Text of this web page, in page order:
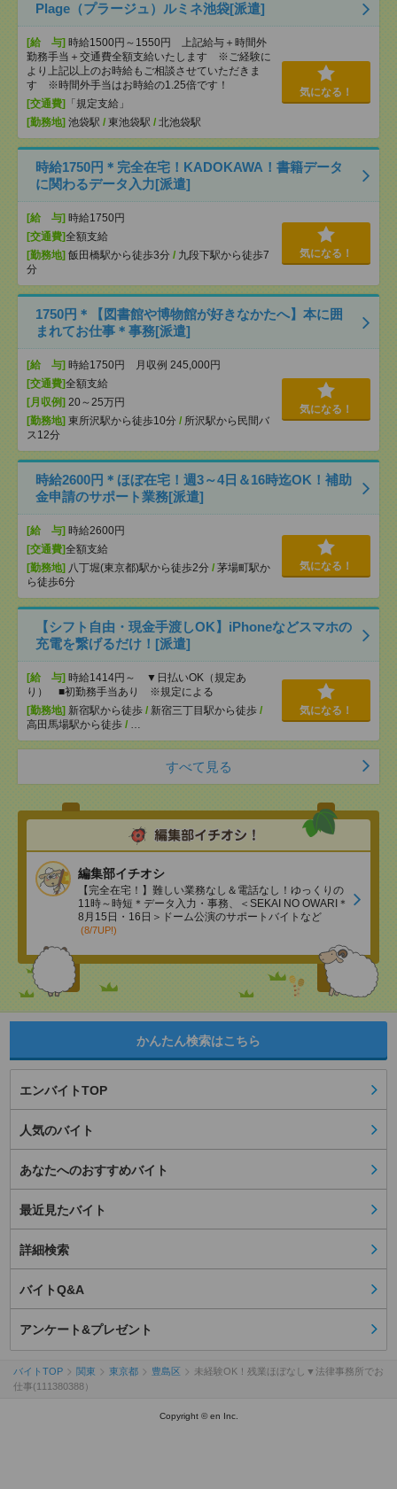
Plage（プラージュ）ルミネ池袋[派遣]
[給 与] 時給1500円～1550円 上記給与＋時間外
勤務手当＋交通費全額支給いたします ※ご経験に
より上記以上のお時給もご相談させていただきま
す ※時間外手当はお時給の1.25倍です！
[交通費]
「規定支給」
[勤務地] 池袋駅 / 東池袋駅 / 北池袋駅
気になる！
時給1750円＊完全在宅！KADOKAWA！書籍データ
に関わるデータ入力[派遣]
[給 与] 時給1750円
[交通費]全額支給
[勤務地] 飯田橋駅から徒歩3分 / 九段下駅から徒歩7
分
気になる！
1750円＊【図書館や博物館が好きなかたへ】本に囲
まれてお仕事＊事務[派遣]
[給 与] 時給1750円 月収例 245,000円
[交通費]全額支給
[月収例] 20～25万円
[勤務地] 東所沢駅から徒歩10分 / 所沢駅から民間バ
ス12分
気になる！
時給2600円＊ほぼ在宅！週3～4日＆16時迄OK！補助
金申請のサポート業務[派遣]
[給 与] 時給2600円
[交通費]全額支給
[勤務地] 八丁堀(東京都)駅から徒歩2分 / 茅場町駅か
ら徒歩6分
気になる！
【シフト自由・現金手渡しOK】iPhoneなどスマホの
充電を繋げるだけ！[派遣]
[給 与] 時給1414円～ ▼日払いOK（規定あ
り） ■初勤務手当あり ※規定による
[勤務地] 新宿駅から徒歩 / 新宿三丁目駅から徒歩 /
高田馬場駅から徒歩 / …
気になる！
すべて見る
編集部イチオシ
【完全在宅！】難しい業務なし＆電話なし！ゆっくりの
11時～時短＊データ入力・事務、＜SEKAI NO OWARI＊
8月15日・16日＞ドーム公演のサポートバイトなど
(8/7UP!)
かんたん検索はこちら
エンバイトTOP
人気のバイト
あなたへのおすすめバイト
最近見たバイト
詳細検索
バイトQ&A
アンケート&プレゼント
バイトTOP 関東 東京都 豊島区
未経験OK！残業ほぼなし▼法律事務所でお
仕事(111380388）
Copyright © en Inc.